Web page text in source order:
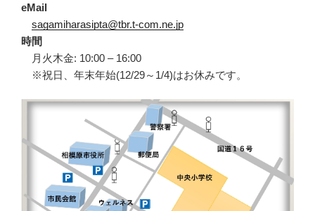
eMail
sagamiharasipta@tbr.t-com.ne.jp
時間
月火木金: 10:00 – 16:00
※祝日、年末年始(12/29～1/4)はお休みです。